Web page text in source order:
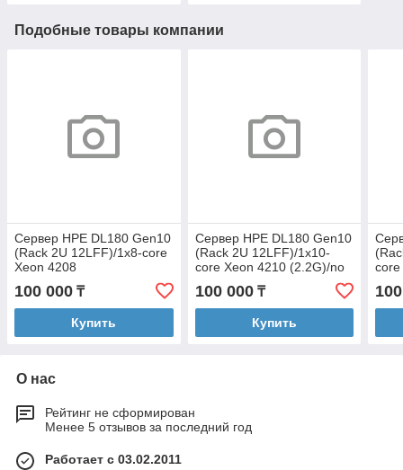
Подобные товары компании
Сервер HPE DL180 Gen10
(Rack 2U 12LFF)/1x8-core
Xeon 4208
(4GB)/2x1GbE/1x500W
100 000 ₸
Купить
Сервер HPE DL180 Gen10
(Rack 2U 12LFF)/1x10-
core Xeon 4210 (2.2G)/no
RAM/P816i/2x1GbE/1x500W
100 000₸
Купить
О нас
Рейтинг не сформирован
Менее 5 отзывов за последний год
Работает с 03.02.2011